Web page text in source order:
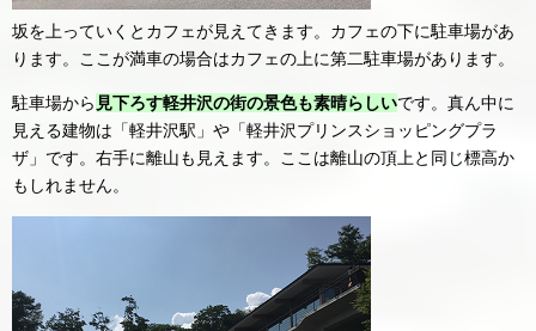
坂を上っていくとカフェが見えてきます。カフェの下に駐車場があ
ります。ここが満車の場合はカフェの上に第二駐車場があります。
駐車場から 見下ろす軽井沢の街の景色も素晴らしいです。真ん中に
見える建物は「軽井沢駅」や「軽井沢プリンスショッピングプラ
ザ」です。右手に離山も見えます。ここは離山の頂上と同じ標高か
もしれません。